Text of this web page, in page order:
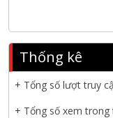
KHAI XUÂN 2026
THÀNH CÔNG
THƯ CHÚC MỪNG
NANIBI VIỆT NAM
CÙNG PHÁT TRIỂN
Thống kê
+ Tổng số lượt truy
+ Tổng số xem trong